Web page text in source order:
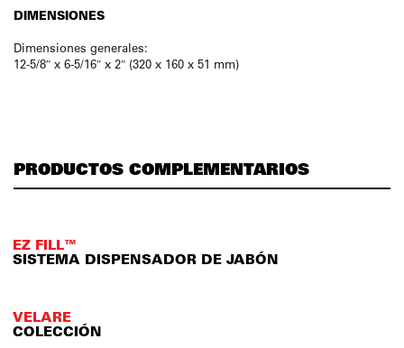
DIMENSIONES
Dimensiones generales:
12-5/8″ x 6-5/16″ x 2″ (320 x 160 x 51 mm)
PRODUCTOS COMPLEMENTARIOS
EZ FILL™
SISTEMA DISPENSADOR DE JABÓN
VELARE
COLECCIÓN